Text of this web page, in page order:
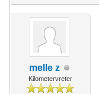
melle z
Kilometervreter